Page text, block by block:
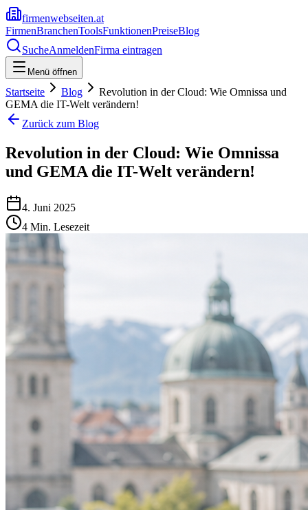
firmenwebseiten.at
FirmenBranchenToolsFunktionenPreiseBlog
SucheAnmeldenFirma eintragen
Menü öffnen
Startseite Blog
Revolution in der Cloud: Wie Omnissa und
GEMA die IT-Welt verändern!
Zurück zum Blog
Revolution in der Cloud: Wie Omnissa
und GEMA die IT-Welt verändern!
4. Juni 2025
4 Min. Lesezeit